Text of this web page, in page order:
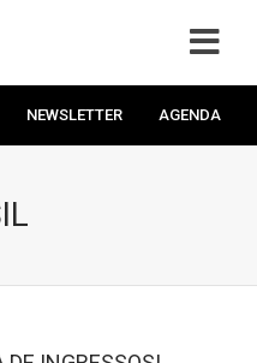
NEWSLETTER AGENDA